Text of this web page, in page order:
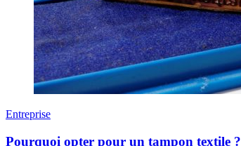
Entreprise
Pourquoi opter pour un tampon textile ?